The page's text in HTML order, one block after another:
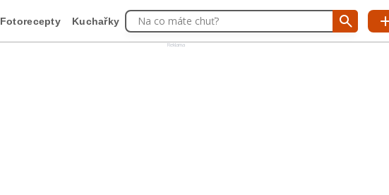
Reklama
Fotorecepty Kuchařky Na co máte chuť?